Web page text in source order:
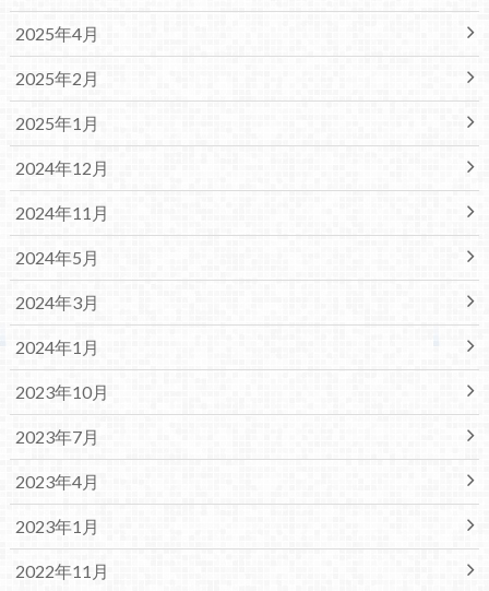
2025年4月
2025年2月
2025年1月
2024年12月
2024年11月
2024年5月
2024年3月
2024年1月
2023年10月
2023年7月
2023年4月
2023年1月
2022年11月